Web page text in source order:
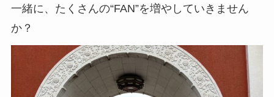
一緒に、たくさんの“FAN”を増やしていきません
か？